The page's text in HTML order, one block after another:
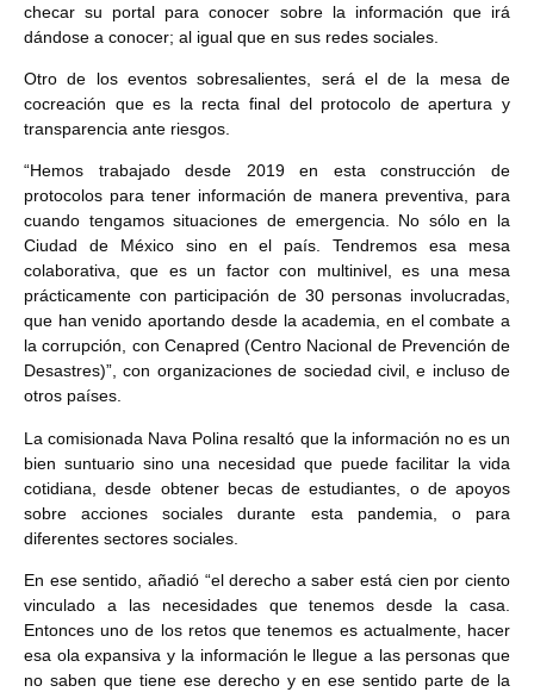
checar su portal para conocer sobre la información que irá
dándose a conocer; al igual que en sus redes sociales.
Otro de los eventos sobresalientes, será el de la mesa de
cocreación que es la recta final del protocolo de apertura y
transparencia ante riesgos.
“Hemos trabajado desde 2019 en esta construcción de
protocolos para tener información de manera preventiva, para
cuando tengamos situaciones de emergencia. No sólo en la
Ciudad de México sino en el país. Tendremos esa mesa
colaborativa, que es un factor con multinivel, es una mesa
prácticamente con participación de 30 personas involucradas,
que han venido aportando desde la academia, en el combate a
la corrupción, con Cenapred (Centro Nacional de Prevención de
Desastres)”, con organizaciones de sociedad civil, e incluso de
otros países.
La comisionada Nava Polina resaltó que la información no es un
bien suntuario sino una necesidad que puede facilitar la vida
cotidiana, desde obtener becas de estudiantes, o de apoyos
sobre acciones sociales durante esta pandemia, o para
diferentes sectores sociales.
En ese sentido, añadió “el derecho a saber está cien por ciento
vinculado a las necesidades que tenemos desde la casa.
Entonces uno de los retos que tenemos es actualmente, hacer
esa ola expansiva y la información le llegue a las personas que
no saben que tiene ese derecho y en ese sentido parte de la